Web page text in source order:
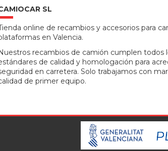
SL
online de recambios y accesorios para
en Valencia.
recambios de camión cumplen todos
de calidad y homologación para
en carretera. Solo trabajamos con
de primer equipo.